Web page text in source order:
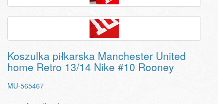
Koszulka piłkarska Manchester United
home Retro 13/14 Nike #10 Rooney
MU-565467